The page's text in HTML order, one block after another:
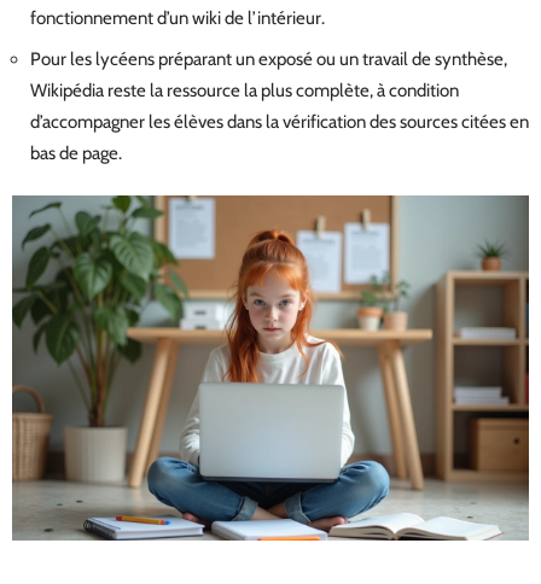
fonctionnement d’un wiki de l’intérieur.
Pour les lycéens préparant un exposé ou un travail de synthèse,
Wikipédia reste la ressource la plus complète, à condition
d’accompagner les élèves dans la vérification des sources citées en
bas de page.